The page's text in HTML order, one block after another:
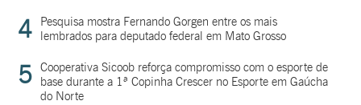
4
Pesquisa mostra Fernando Gorgen entre os mais
lembrados para deputado federal em Mato Grosso
5 Cooperativa Sicoob reforça compromisso com o esporte de
base durante a 1ª Copinha Crescer no Esporte em Gaúcha
do Norte